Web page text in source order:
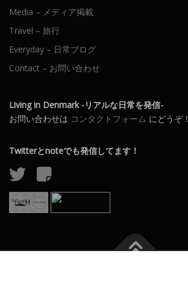
Media – メディア掲載
Travel – 旅行
Everyday – 日常ブログ
Contact – お問い合わせ
Living in Denmark -リアルな日常を発信-
お問い合わせは コンタクトフォーム にどうぞ！
Twitterとnoteでも発信してます！